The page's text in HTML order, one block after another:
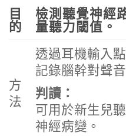
目
的
檢測聽覺神經
量聽力閾值。
方
法
透過耳機輸入
記錄腦幹對聲
判讀：
可用於新生兒
神經病變。